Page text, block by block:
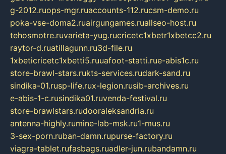
g-2012.ruops-mgr.ruaccounts-112.rucsm-demo.ru
poka-vse-doma2.ruairgungames.ruallseo-host.ru
tehosmotre.ruvarieta-yug.rucricetc1xbetr1xbetcc2.ru
raytor-d.ruatillagunn.ru3d-file.ru
1xbeticricetc1xbetti5.ruuafoot-statti.rue-abis1c.ru
store-brawl-stars.rukts-services.rudark-sand.ru
sindika-01.rusp-life.rux-legion.rusib-archives.ru
e-abis-1-c.rusindika01.ruvenda-festival.ru
store-brawlstars.rudooraleksandria.ru
antenna-highly.rumine-lab-msk.ru1-mus.ru
3-sex-porn.ruban-damn.rupurse-factory.ru
viagra-tablet.rufasbags.ruadler-jun.rubandamn.ru